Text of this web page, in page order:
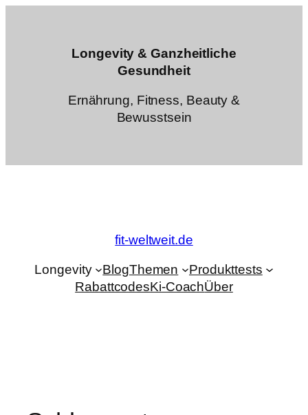
Longevity & Ganzheitliche
Gesundheit
Ernährung, Fitness, Beauty &
Bewusstsein
fit-weltweit.de
Longevity BlogThemen
Produkttests
RabattcodesKi-CoachÜber